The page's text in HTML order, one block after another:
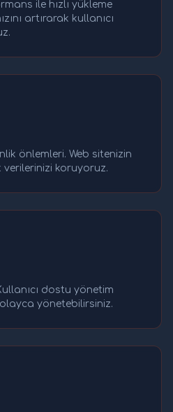
ile hızlı yükleme
artırarak kullanıcı
önlemleri. Web sitenizin
koruyoruz.
dostu yönetim
yönetebilirsiniz.